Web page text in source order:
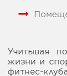
Учитывая
жизни и
фитнес-